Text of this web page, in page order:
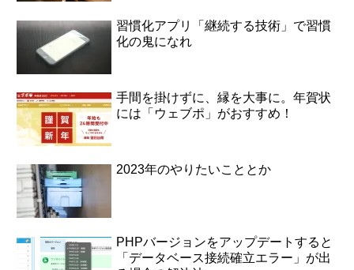
習慣化アプリ「継続する技術」で習慣
化の鬼になれ
手間を掛けずに、縁を大事に。年賀状
には「ウェブポ」がおすすめ！
2023年のやりたいこととか
PHPバージョンをアップデートすると
「データベース接続確立エラー」が出